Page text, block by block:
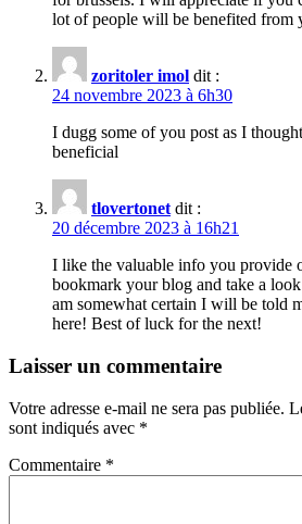
lot of people will be benefited from
zoritoler imol dit :
24 novembre 2023 à 6h30
I dugg some of you post as I
beneficial
tlovertonet dit :
20 décembre 2023 à 16h21
I like the valuable info you provide
bookmark your blog and take a
am somewhat certain I will be told
here! Best of luck for the next!
Laisser un commentaire
Votre adresse e-mail ne sera pas publiée.
sont indiqués avec *
Commentaire *